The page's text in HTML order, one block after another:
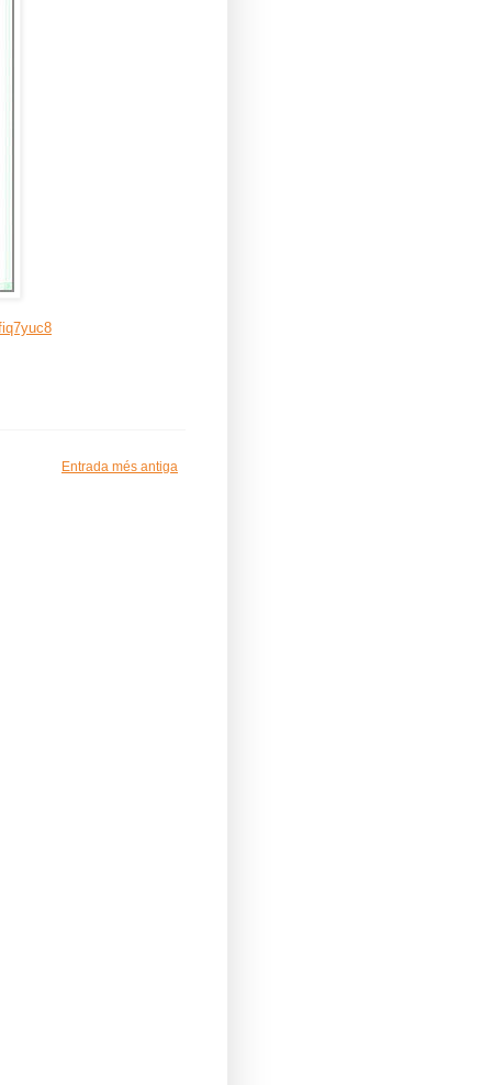
Entrada més antiga